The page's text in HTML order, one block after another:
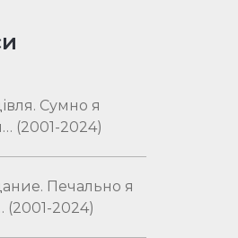
Сумно я
(2001-2024)
Печально я
(2001-2024)